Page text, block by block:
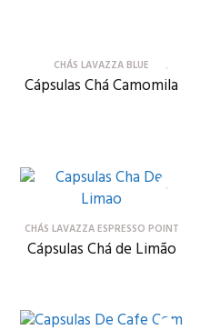
CHÁS LAVAZZA BLUE
Cápsulas Chá Camomila
CHÁS LAVAZZA ESPRESSO POINT
Cápsulas Chá de Limão